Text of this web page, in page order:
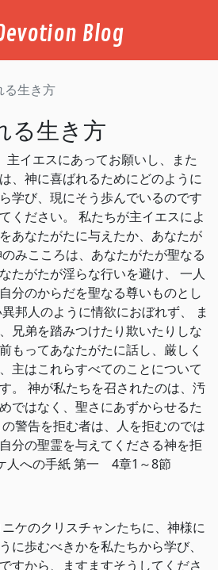
Blog
る生き方
る生き方
主イエスにあってお願いし、また
、神に喜ばれるためにどのように
学び、現にそう歩んでいるのです
ください。 私たちが主イエスによ
あなたがたに与えたか、あなたが
みこころは、あなたがたが聖なる
たがたが淫らな行いを避け、 一人
分のからだを聖なる尊いものとし
邦人のように情欲におぼれず、 ま
兄弟を踏みつけたり欺いたりしな
もってあなたがたに話し、厳しく
主はこれらすべてのことについて
。 神が私たちを召されたのは、汚
ではなく、聖さにあずからせるた
警告を拒む者は、人を拒むのでは
分の聖霊を与えてくださる神を拒
人への手紙 第一 4章1～8節
のクリスチャンたちに、神様に
に歩むべきかを私たちから学び、
すから、ますますそうしてくださ